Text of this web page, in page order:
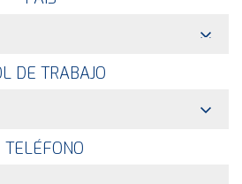
DE TRABAJO
TELÉFONO